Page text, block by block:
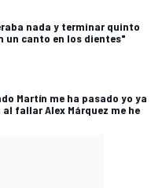
nada y terminar quinto
un canto en los dientes"
Martín me ha pasado yo ya
fallar Alex Márquez me he